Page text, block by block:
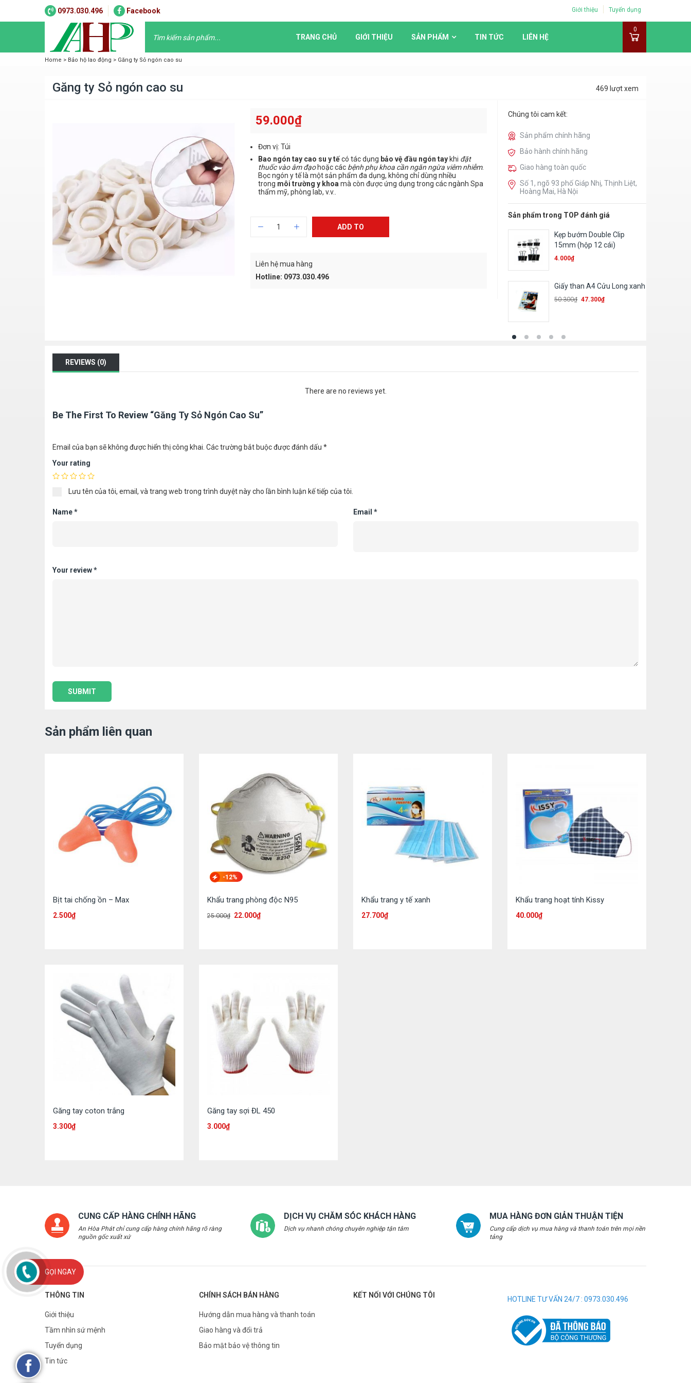
0973.030.496 Facebook Giới thiệu Tuyển dụng
TRANG CHỦ GIỚI THIỆU SẢN PHẨM TIN TỨC LIÊN HỆ
0
Home > Bảo hộ lao động > Găng ty Sỏ ngón cao su
Găng ty Sỏ ngón cao su 469 lượt xem
59.000₫
Đơn vị: Túi
Bao ngón tay cao su y tếcó tác dụng bảo vệ đầu ngón tay khi đặt
thuốc vào âm đạohoặc các bệnh phụ khoa cần ngăn ngừa viêm nhiễm.
Bọc ngón y tế là một sản phẩm đa dụng, không chỉ dùng nhiều
trong môi trường y khoa mà còn được ứng dụng trong các ngành Spa
thẩm mỹ, phòng lab, v.v..
ADD TO
Liên hệ mua hàng
Hotline: 0973.030.496
Chúng tôi cam kết:
Sản phẩm chính hãng
Bảo hành chính hãng
Giao hàng toàn quốc
Số 1, ngõ 93 phố Giáp Nhị, Thịnh Liệt,
Hoàng Mai, Hà Nội
Sản phẩm trong TOP đánh giá
Kẹp bướm Double Clip
15mm (hộp 12 cái)
4.000₫
Giấy than A4 Cửu Long xanh
50.300₫ 47.300₫
REVIEWS (0)
There are no reviews yet.
Be The First To Review “Găng Ty Sỏ Ngón Cao Su”
Email của bạn sẽ không được hiển thị công khai. Các trường bắt buộc được đánh dấu *
Your rating
Lưu tên của tôi, email, và trang web trong trình duyệt này cho lần bình luận kế tiếp của tôi.
Name* Email *
Your review*
Sản phẩm liên quan
Bịt tai chống ồn – Max
2.500₫
-12%
Khẩu trang phòng độc N95
25.000₫ 22.000₫
Khẩu trang y tế xanh
27.700₫
Khẩu trang hoạt tính Kissy
40.000₫
Găng tay coton trắng
3.300₫
Găng tay sợi ĐL 450
3.000₫
CUNG CẤP HÀNG CHÍNH HÃNG
An Hòa Phát chỉ cung cấp hàng chính hãng rõ ràng
nguồn gốc xuất xứ
DỊCH VỤ CHĂM SÓC KHÁCH HÀNG
Dịch vụ nhanh chóng chuyên nghiệp tận tâm
MUA HÀNG ĐƠN GIẢN THUẬN TIỆN
Cung cấp dịch vụ mua hàng và thanh toán trên mọi nền
tảng
THÔNG TIN
Giới thiệu
Tầm nhìn sứ mệnh
Tuyển dụng
Tin tức
CHÍNH SÁCH BÁN HÀNG
Hướng dẫn mua hàng và thanh toán
Giao hàng và đổi trả
Bảo mật bảo vệ thông tin
KẾT NỐI VỚI CHÚNG TÔI HOTLINE TƯ VẤN 24/7 : 0973.030.496
GỌI NGAY